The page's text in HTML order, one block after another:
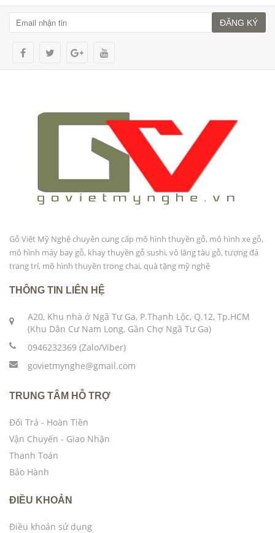
ĐĂNG KÝ
Gỗ Việt Mỹ Nghệ chuyên cung cấp mô hình thuyền gỗ, mô hình xe gỗ,
mô hình máy bay gỗ, khay thuyền gỗ sushi, vô lăng tàu gỗ, tượng đá
trang trí, mô hình thuyền trong chai, quà tặng mỹ nghệ
THÔNG TIN LIÊN HỆ
A20, Khu nhà ở Ngã Tư Ga, P.Thạnh Lộc, Q.12, Tp.HCM
(Khu Dân Cư Nam Long, Gần Chợ Ngã Tư Ga)
0946232369 (Zalo/Viber)
govietmynghe@gmail.com
TRUNG TÂM HỖ TRỢ
Đổi Trả - Hoàn Tiền
Vận Chuyển - Giao Nhận
Thanh Toán
Bảo Hành
ĐIỀU KHOẢN
Điều khoản sử dụng